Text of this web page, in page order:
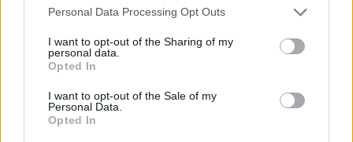
Personal Data Processing Opt Outs
I want to opt-out of the Sharing of my
personal data.
Opted In
I want to opt-out of the Sale of my
Personal Data.
Opted In
Añadir un comentario ...
✨⭐
Letras Top Artistas
B C D E F G H K
N O